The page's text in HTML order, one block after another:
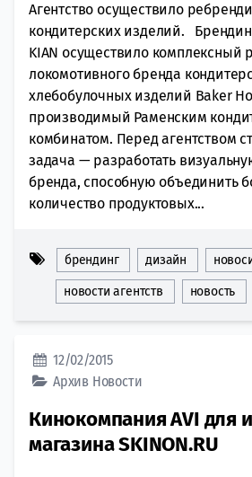
Агентство осуществило
кондитерских изделий.
KIAN осуществило комплексный
локомотивного бренда
хлебобулочных изделий Baker
производимый Раменским
комбинатом. Перед агентством
задача — разработать
бренда, способную объединить
количество продуктовых...
брендинг дизайн
новости агентств новость
12/02/2015
Архив Новости
Кинокомпания AVI для
магазина SKINON.RU